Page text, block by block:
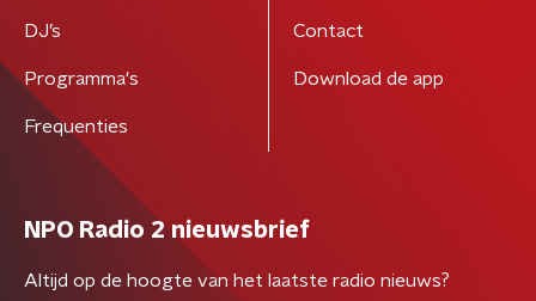
DJ’s
Programma's
Frequenties
Contact
Download de app
NPO Radio 2 nieuwsbrief
Altijd op de hoogte van het laatste radio nieuws?